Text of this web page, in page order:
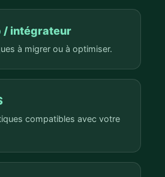
/ intégrateur
à migrer ou à optimiser.
compatibles avec votre